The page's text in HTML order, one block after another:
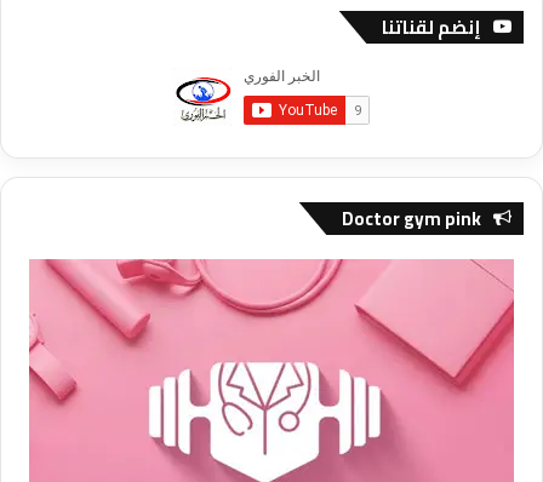
إنضم لقناتنا
Doctor gym pink